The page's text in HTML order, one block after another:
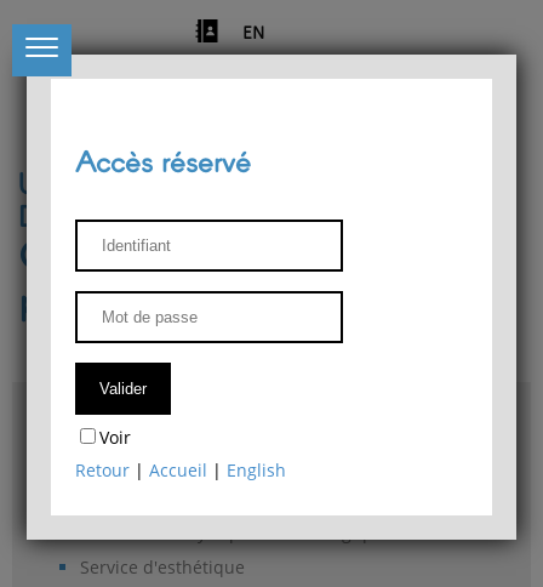
EN
Université de Liège
Département de philosophie
Centre de recherches
phénoménologiques
Accès & plans
Bibliothèque du Département de philosophie
Service d'esthétique
Accès réservé
Voir
Retour |Accueil | English